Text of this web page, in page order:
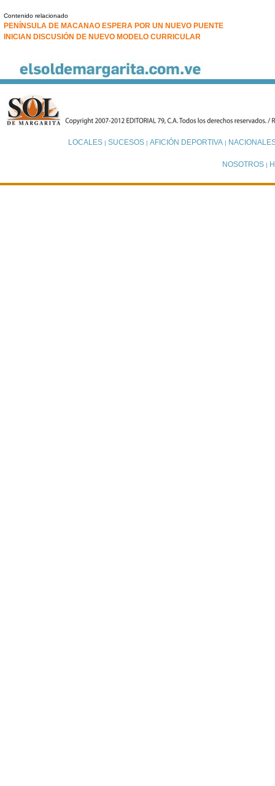
Contenido relacionado
PENÍNSULA DE MACANAO ESPERA POR UN NUEVO PUENTE
INICIAN DISCUSIÓN DE NUEVO MODELO CURRICULAR
LOCALES| SUCESOS| AFICIÓN DEPORTIVA|
NOSOTROS |